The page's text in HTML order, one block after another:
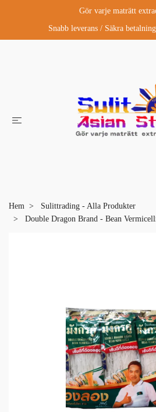
Gör varje maträtt
Snabb leverans / Säkra
Hem
Sulittrading - Alla Produkter
Double Dragon Brand - Bean